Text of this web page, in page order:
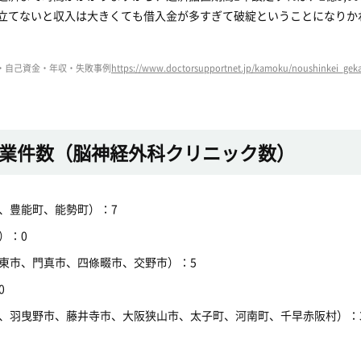
ないと収入は大きくても借入金が多すぎて破綻ということになりか
己資金・年収・失敗事例https://www.doctorsupportnet.jp/kamoku/
件数（脳神経外科クリニック数）
豊能町、能勢町）：7
：0
市、門真市、四條畷市、交野市）：5
羽曳野市、藤井寺市、大阪狭山市、太子町、河南町、千早赤阪村）